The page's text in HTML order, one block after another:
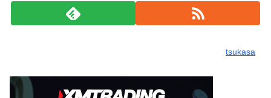
tsukasa